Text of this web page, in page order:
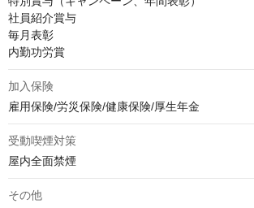
社員紹介賞与
毎月表彰
内勤功労賞
加入保険
雇用保険/労災保険/健康保険/厚生年金
受動喫煙対策
屋内全面禁煙
その他